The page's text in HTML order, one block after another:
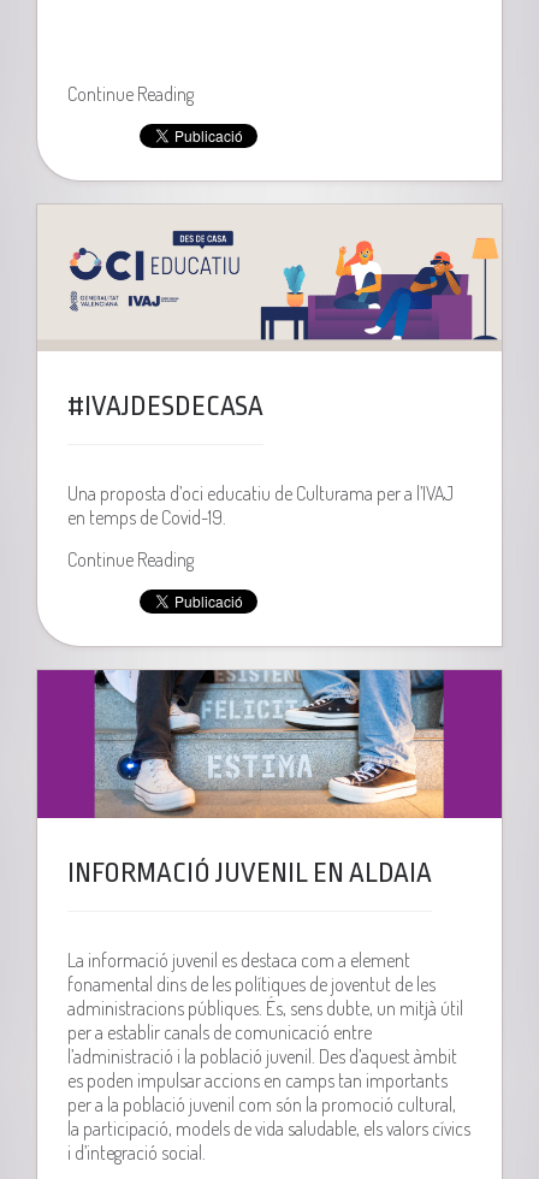
Continue Reading
#IVAJDESDECASA
Una proposta d’oci educatiu de Culturama per a l’IVAJ
en temps de Covid-19.
Continue Reading
INFORMACIÓ JUVENIL EN ALDAIA
La informació juvenil es destaca com a element
fonamental dins de les polítiques de joventut de les
administracions públiques. És, sens dubte, un mitjà útil
per a establir canals de comunicació entre
l’administració i la població juvenil. Des d’aquest àmbit
es poden impulsar accions en camps tan importants
per a la població juvenil com són la promoció cultural,
la participació, models de vida saludable, els valors cívics
i d’integració social.